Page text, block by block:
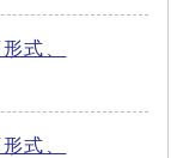
式、
式、